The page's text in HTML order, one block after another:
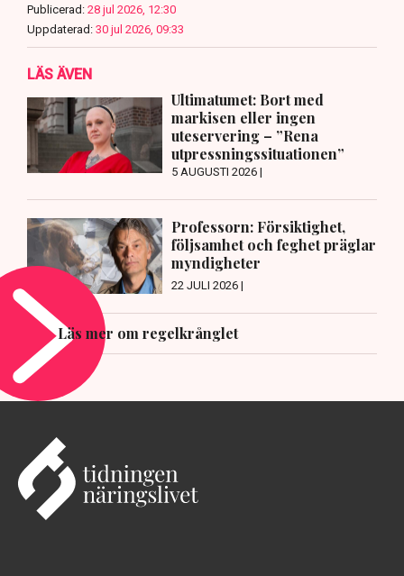
Publicerad: 28 jul 2026, 12:30
Uppdaterad: 30 jul 2026, 09:33
LÄS ÄVEN
Ultimatumet: Bort med
markisen eller ingen
uteservering – ”Rena
utpressningssituationen”
5 AUGUSTI 2026 |
Professorn: Försiktighet,
följsamhet och feghet präglar
myndigheter
22 JULI 2026 |
Läs mer om regelkrånglet